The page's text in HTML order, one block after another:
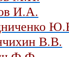
И.А.
В.В.